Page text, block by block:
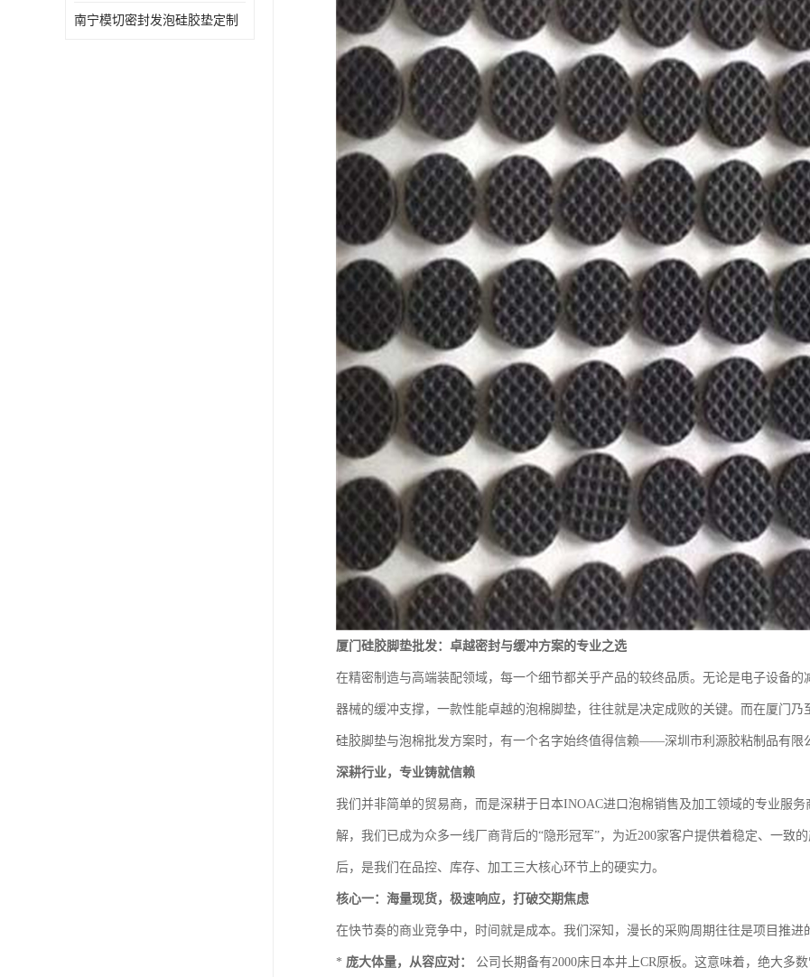
南宁模切密封发泡硅胶垫定制
厦门硅胶脚垫批发：卓越密封与缓冲方案的专业之选
在精密制造与高端装配领域，每一个细节都关乎产品的较终品质。无论是电子设备
器械的缓冲支撑，一款性能卓越的泡棉脚垫，往往就是决定成败的关键。而在厦门
硅胶脚垫与泡棉批发方案时，有一个名字始终值得信赖——深圳市利源胶粘制品有限
深耕行业，专业铸就信赖
我们并非简单的贸易商，而是深耕于日本INOAC进口泡棉销售及加工领域的专业服
解，我们已成为众多一线厂商背后的“隐形冠军”，为近200家客户提供着稳定、一致
后，是我们在品控、库存、加工三大核心环节上的硬实力。
核心一：海量现货，极速响应，打破交期焦虑
在快节奏的商业竞争中，时间就是成本。我们深知，漫长的采购周期往往是项目推进
* 庞大体量，从容应对： 公司长期备有2000床日本井上CR原板。这意味着，绝大多